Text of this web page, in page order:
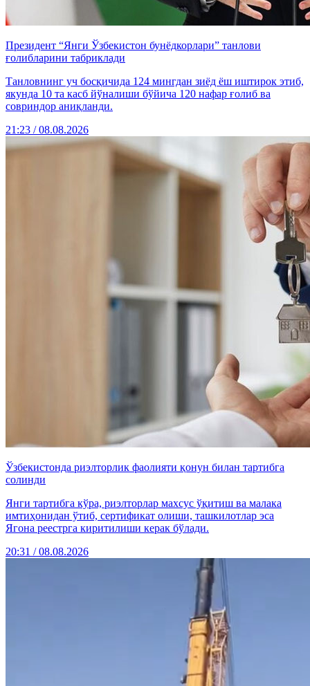
Президент “Янги Ўзбекистон бунёдкорлари” танлови
ғолибларини табриклади
Танловнинг уч босқичида 124 мингдан зиёд ёш иштирок этиб,
якунда 10 та касб йўналиши бўйича 120 нафар ғолиб ва
совриндор аниқланди.
21:23 / 08.08.2026
Ўзбекистонда риэлторлик фаолияти қонун билан тартибга
солинди
Янги тартибга кўра, риэлторлар махсус ўқитиш ва малака
имтиҳонидан ўтиб, сертификат олиши, ташкилотлар эса
Ягона реестрга киритилиши керак бўлади.
20:31 / 08.08.2026